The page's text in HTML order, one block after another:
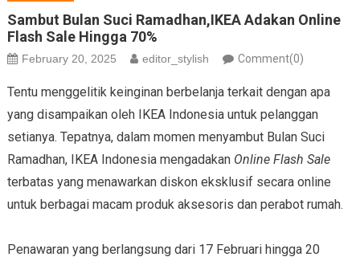
Sambut Bulan Suci Ramadhan,IKEA Adakan Online
Flash Sale Hingga 70%
February 20, 2025 editor_stylish Comment(0)
Tentu menggelitik keinginan berbelanja terkait dengan apa
yang disampaikan oleh IKEA Indonesia untuk pelanggan
setianya. Tepatnya, dalam momen menyambut Bulan Suci
Ramadhan, IKEA Indonesia mengadakan Online Flash Sale
terbatas yang menawarkan diskon eksklusif secara online
untuk berbagai macam produk aksesoris dan perabot rumah.
Penawaran yang berlangsung dari 17 Februari hingga 20